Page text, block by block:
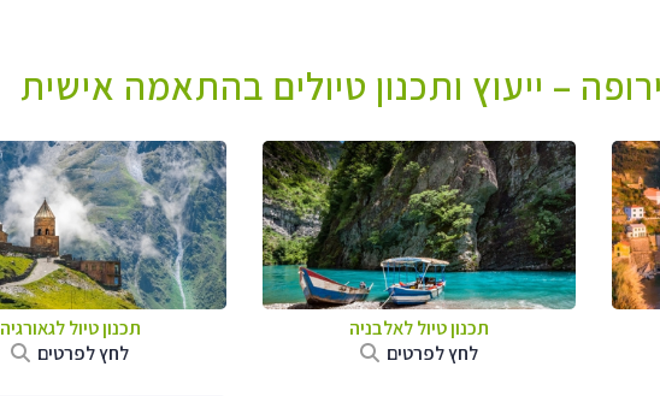
– ייעוץ ותכנון טיולים בהתאמה אישית
תכנון טיול לאלבניה
לחץ לפרטים
תכנון טיול לגאורגיה
לחץ לפרטים